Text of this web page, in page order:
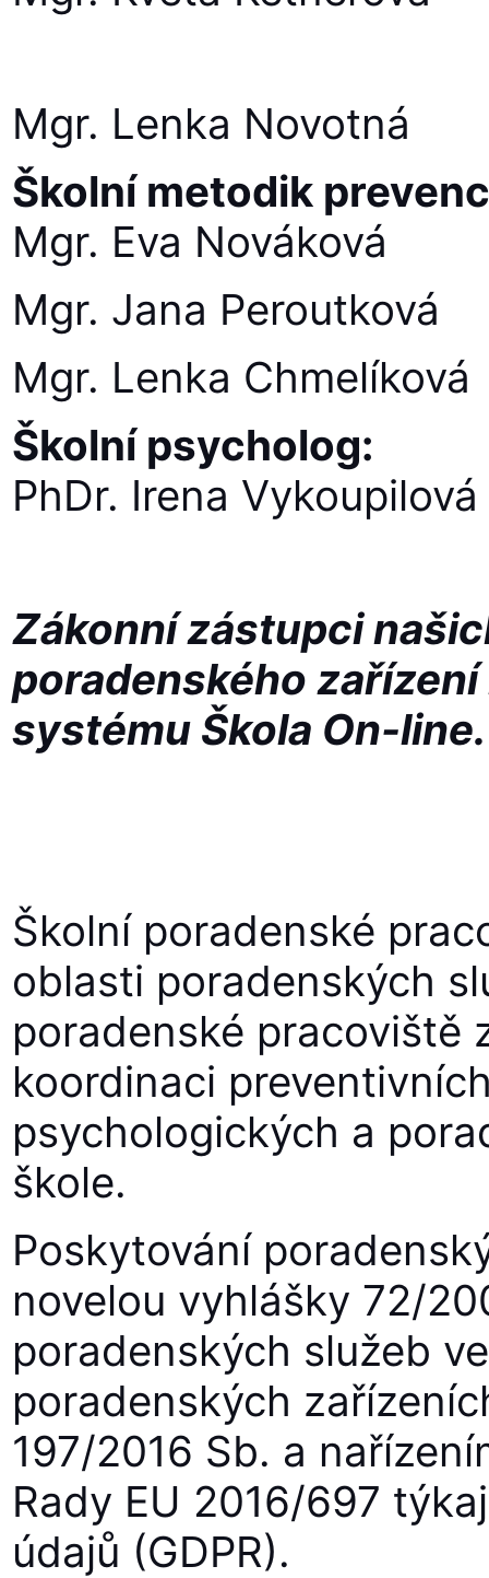
Mgr. Lenka Novotná
Školní metodik
Mgr. Eva Nováková
Mgr. Jana Peroutková
Mgr. Lenka Chmelíková
Školní psycholog:
PhDr. Irena Vykoupilová
Zákonní zástupci
poradenského
systému Škola On-line.
Školní poradenské
oblasti poradenských
poradenské pracoviště
koordinaci
psychologických a
škole.
Poskytování
novelou vyhlášky 72/
poradenských služeb
poradenských
197/2016 Sb. a
Rady EU 2016/697
údajů (GDPR).